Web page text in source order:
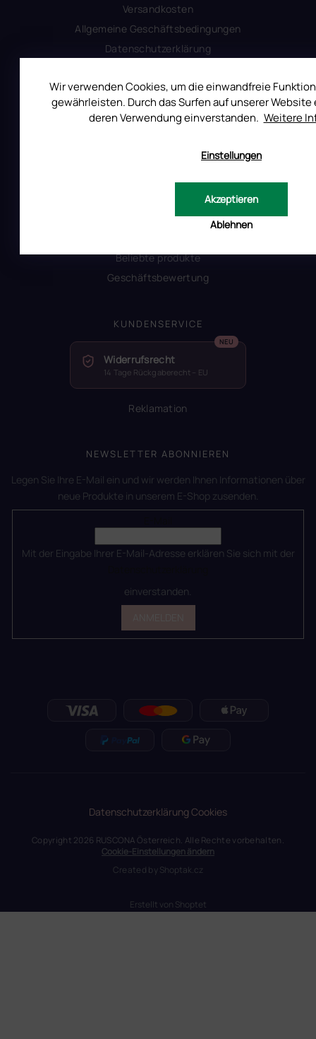
Wir verwenden Cookies, um die einwandfreie
gewährleisten. Durch das Surfen auf unserer Website
deren Verwendung einverstanden. Weitere
Einstellungen
Ablehnen
Akzeptieren
Versandkosten
Allgemeine Geschäftsbedingungen
Datenschutzerklärung
INFORMATIONEN FÜR SIE
Glossar der Begriffe
RUSCONA und Nachhaltigkeit
Beliebte produkte
Geschäftsbewertung
KUNDENSERVICE
Widerrufsrecht
14 Tage Rückgaberecht – EU
Reklamation
NEWSLETTER ABONNIEREN
Legen Sie Ihre E-Mail ein und wir werden Ihnen Informationen über
neue Produkte in unserem E-Shop zusenden.
Mit der Eingabe Ihrer E-Mail-Adresse erklären Sie sich mit der
einverstanden.
DatenschutzerklärungCookies
Erstellt von Shoptet
Copyright 2026 RUSCONA Österreich. Alle Rechte vorbehalten.
Cookie-Einstellungen ändern
Created byShoptak.cz